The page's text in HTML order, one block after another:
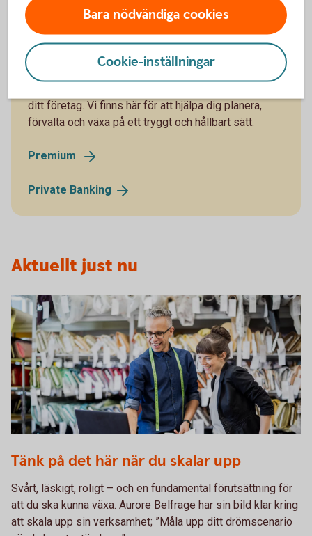
För dig som vill ha mer
Med Premium och Private Banking får du tillgång till
personlig rådgivning, skräddarsydda lösningar och
ditt företag. Vi finns här för att hjälpa dig planera,
förvalta och växa på ett tryggt och hållbart sätt.
Premium
Private Banking
Aktuellt just nu
Tänk på det här när du skalar upp
Svårt, läskigt, roligt – och en fundamental förutsättning för
att du ska kunna växa. Aurore Belfrage har sin bild klar kring
att skala upp sin verksamhet; ”Måla upp ditt drömscenario
Bara nödvändiga cookies
Cookie-inställningar